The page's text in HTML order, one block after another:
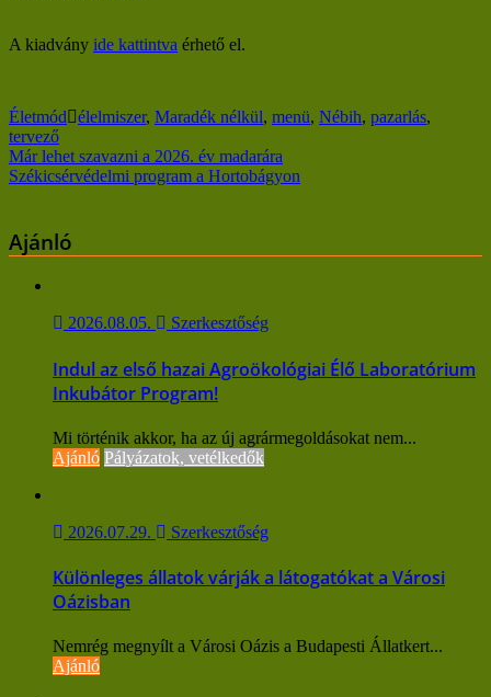
A kiadvány ide kattintva érhető el.
Életmód élelmiszer, Maradék nélkül, menü, Nébih, pazarlás,
tervező
Bejegyzés
Már lehet szavazni a 2026. év madarára
Székicsérvédelmi program a Hortobágyon
Ajánló
2026.08.05. Szerkesztőség
Indul az első hazai Agroökológiai Élő Laboratórium
Inkubátor Program!
Mi történik akkor, ha az új agrármegoldásokat nem...
Ajánló Pályázatok, vetélkedők
2026.07.29. Szerkesztőség
Különleges állatok várják a látogatókat a Városi
Oázisban
Nemrég megnyílt a Városi Oázis a Budapesti Állatkert...
Ajánló